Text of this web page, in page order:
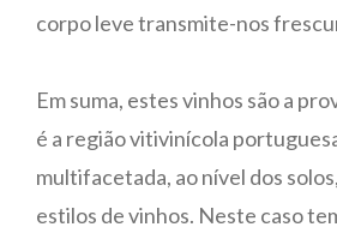
corpo leve transmite-nos
Em suma, estes vinhos são a
é a região vitivinícola
multifacetada, ao nível dos
estilos de vinhos. Neste caso